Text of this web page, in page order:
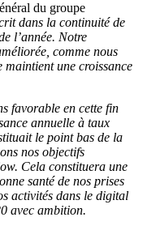
du groupe
dans la continuité de
l’année. Notre
comme nous
maintient une croissance
favorable en cette fin
annuelle à taux
le point bas de la
nos objectifs
Cela constituera une
santé de nos prises
activités dans le digital
avec ambition.